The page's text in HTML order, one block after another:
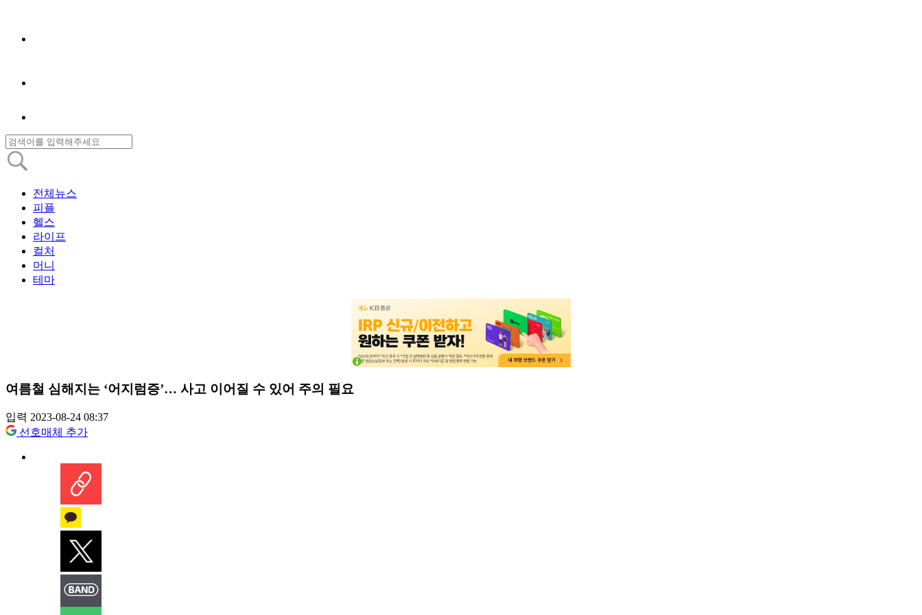
전체뉴스
피플
헬스
라이프
컬처
머니
테마
여름철 심해지는 ‘어지럼증’… 사고 이어질 수 있어 주의 필요
입력 2023-08-24 08:37
선호매체 추가